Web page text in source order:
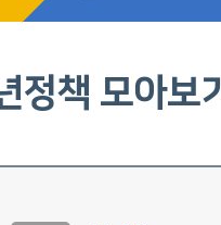
정책 모아보기